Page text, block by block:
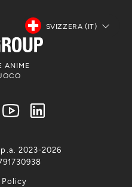
SVIZZERA (IT)
ANIME
Policy
2023-2026